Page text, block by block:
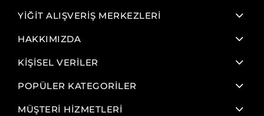
YİĞİT ALIŞVERİŞ MERKEZLERİ
HAKKIMIZDA
KİŞİSEL VERİLER
POPÜLER KATEGORİLER
MÜŞTERİ HİZMETLERİ